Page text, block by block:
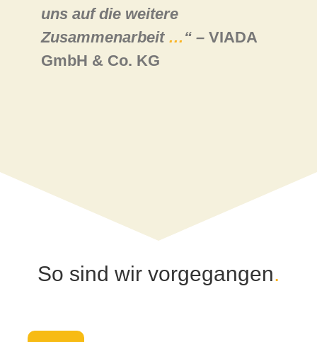
uns auf die weitere
Zusammenarbeit … “ –VIADA
GmbH & Co. KG
So sind wir vorgegangen.